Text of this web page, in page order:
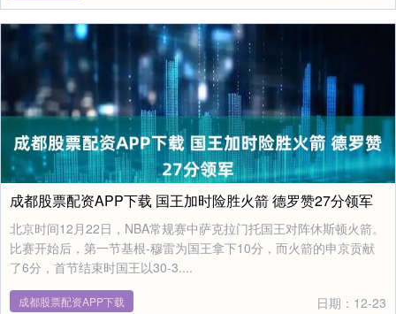
成都股票配资APP下载 国王加时险胜火箭 德罗赞27分领军
北京时间12月22日，NBA常规赛中萨克拉门托国王对阵休斯顿火箭。
比赛开始后，第一节基根-穆雷为国王拿下10分，而火箭的申京贡献
了6分，首节结束时国王以30-3....
成都股票配资APP下载 日期：12-23